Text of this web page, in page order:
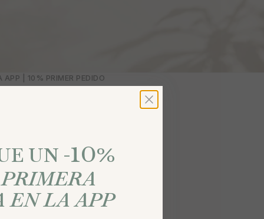
APP | 10% PRIMER PEDIDO
UN -10%
PRIMERA
EN LA APP